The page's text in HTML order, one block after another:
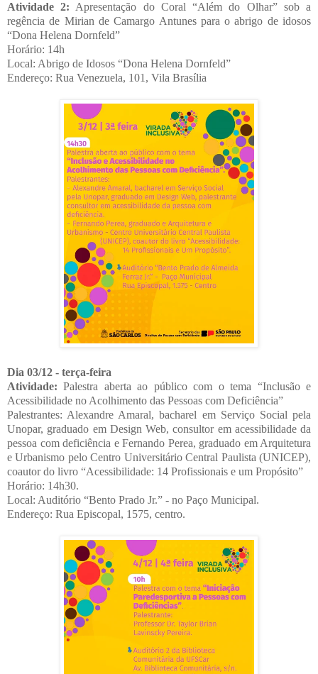
Atividade 2: Apresentação do Coral “Além do Olhar” sob a
regência de Mirian de Camargo Antunes para o abrigo de idosos
“Dona Helena Dornfeld”
Horário: 14h
Local: Abrigo de Idosos “Dona Helena Dornfeld”
Endereço: Rua Venezuela, 101, Vila Brasília
Dia 03/12 - terça-feira
Atividade:Palestra aberta ao público com o tema “Inclusão e
Acessibilidade no Acolhimento das Pessoas com Deficiência”
Palestrantes: Alexandre Amaral, bacharel em Serviço Social pela
Unopar, graduado em Design Web, consultor em acessibilidade da
pessoa com deficiência e Fernando Perea, graduado em Arquitetura
e Urbanismo pelo Centro Universitário Central Paulista (UNICEP),
coautor do livro “Acessibilidade: 14 Profissionais e um Propósito”
Horário: 14h30.
Local: Auditório “Bento Prado Jr.” - no Paço Municipal.
Endereço: Rua Episcopal, 1575, centro.